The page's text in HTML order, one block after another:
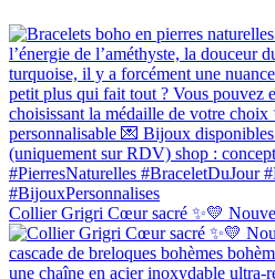
Collier Grigri Cœur sacré ✨💛